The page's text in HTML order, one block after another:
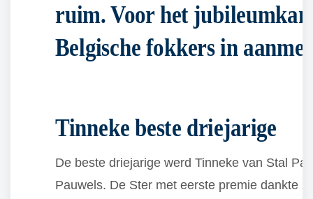
ruim. Voor het
Belgische fokkers in
Tinneke beste driejarige
De beste driejarige werd Tinneke van Stal
Pauwels. De Ster met eerste premie dankte